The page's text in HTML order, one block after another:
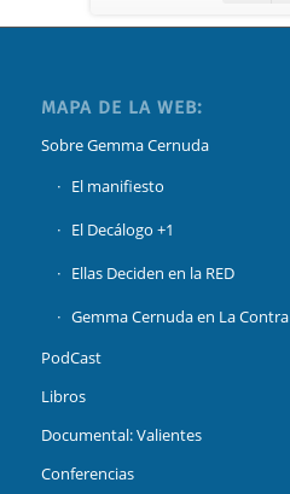
MAPA DE LA WEB:
Sobre Gemma Cernuda
El manifiesto
El Decálogo +1
Ellas Deciden en la RED
Gemma Cernuda en La Contra
PodCast
Libros
Documental: Valientes
Conferencias